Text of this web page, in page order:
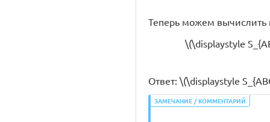
Теперь можем вычислить
\(\displaystyle
Ответ: \(\displaystyle
ЗАМЕЧАНИЕ / КОММЕНТАРИЙ